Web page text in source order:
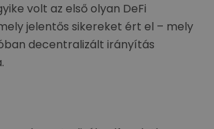
volt az első olyan DeFi
jelentős sikereket ért el – mely
decentralizált irányítás